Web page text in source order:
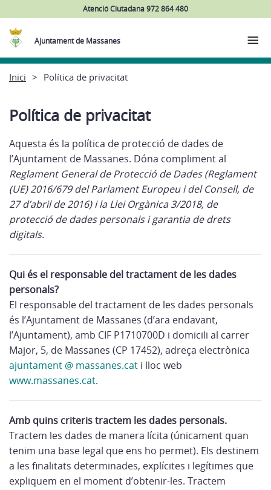
Atenció Ciutadana 972 864 480
Ajuntament de Massanes
Inici Política de privacitat
Política de privacitat
Aquesta és la política de protecció de dades de
l’Ajuntament de Massanes. Dóna compliment al
Reglament General de Protecció de Dades (Reglament
(UE) 2016/679 del Parlament Europeu i del Consell, de
27 d’abril de 2016) i la Llei Orgànica 3/2018, de
protecció de dades personals i garantia de drets
digitals.
Qui és el responsable del tractament de les dades
personals?
El responsable del tractament de les dades personals
és l’Ajuntament de Massanes (d’ara endavant,
l’Ajuntament), amb CIF P1710700D i domicili al carrer
Major, 5, de Massanes (CP 17452), adreça electrònica
ajuntament @ massanes.cat i lloc web
www.massanes.cat.
Amb quins criteris tractem les dades personals.
Tractem les dades de manera lícita (únicament quan
tenim una base legal que ens ho permet). Els destinem
a les finalitats determinades, explícites i legítimes que
expliquem en el moment d’obtenir-les. Tractem